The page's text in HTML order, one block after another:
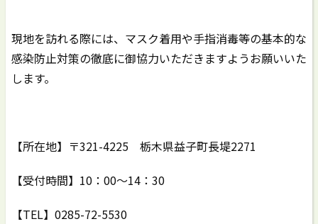
現地を訪れる際には、マスク着用や手指消毒等の基本的な
感染防止対策の徹底に御協力いただきますようお願いいた
します。
【所在地】〒321-4225 栃木県益子町長堤2271
【受付時間】10：00～14：30
【TEL】0285-72-5530